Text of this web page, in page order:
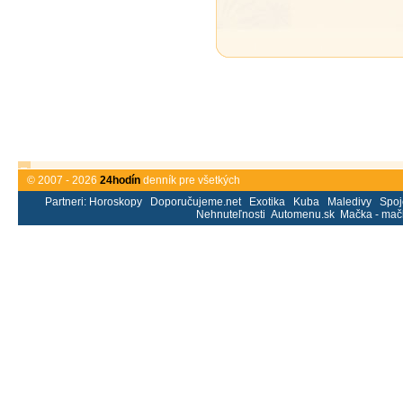
© 2007 - 2026 24hodín denník pre všetkých
Partneri: Horoskopy Doporučujeme.net Exotika Kuba Maledivy
Nehnuteľnosti Automenu.sk Mačka -